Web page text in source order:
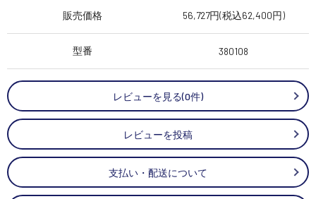
販売価格 56,727円(税込62,400円)
型番 380108
レビューを見る(0件)
レビューを投稿
支払い・配送について